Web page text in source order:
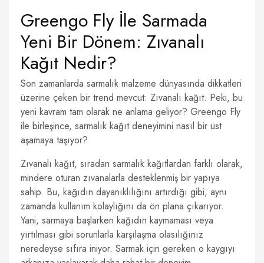
Greengo Fly İle Sarmada
Yeni Bir Dönem: Zıvanalı
Kağıt Nedir?
Son zamanlarda sarmalık malzeme dünyasında dikkatleri
üzerine çeken bir trend mevcut: Zıvanalı kağıt. Peki, bu
yeni kavram tam olarak ne anlama geliyor? Greengo Fly
ile birleşince, sarmalık kağıt deneyimini nasıl bir üst
aşamaya taşıyor?
Zıvanalı kağıt, sıradan sarmalık kağıtlardan farklı olarak,
mindere oturan zıvanalarla desteklenmiş bir yapıya
sahip. Bu, kağıdın dayanıklılığını artırdığı gibi, aynı
zamanda kullanım kolaylığını da ön plana çıkarıyor.
Yani, sarmaya başlarken kağıdın kaymaması veya
yırtılması gibi sorunlarla karşılaşma olasılığınız
neredeyse sıfıra iniyor. Sarmak için gereken o kaygıyı